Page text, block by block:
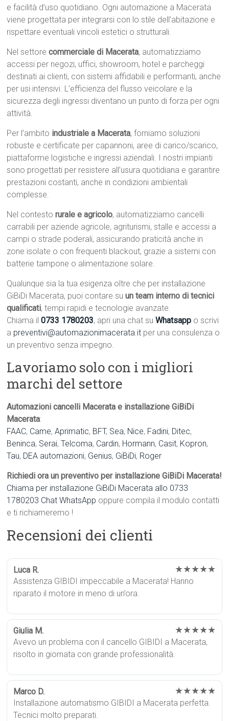
e facilità d’uso quotidiano. Ogni automazione a Macerata
viene progettata per integrarsi con lo stile dell’abitazione e
rispettare eventuali vincoli estetici o strutturali.
Nel settorecommerciale di Macerata, automatizziamo
accessi per negozi, uffici, showroom, hotel e parcheggi
destinati ai clienti, con sistemi affidabili e performanti, anche
per usi intensivi. L’efficienza del flusso veicolare e la
sicurezza degli ingressi diventano un punto di forza per ogni
attività.
Per l’ambito industriale a Macerata, forniamo soluzioni
robuste e certificate per capannoni, aree di carico/scarico,
piattaforme logistiche e ingressi aziendali. I nostri impianti
sono progettati per resistere all’usura quotidiana e garantire
prestazioni costanti, anche in condizioni ambientali
complesse.
Nel contestorurale e agricolo, automatizziamo cancelli
carrabili per aziende agricole, agriturismi, stalle e accessi a
campi o strade poderali, assicurando praticità anche in
zone isolate o con frequenti blackout, grazie a sistemi con
batterie tampone o alimentazione solare.
Qualunque sia la tua esigenza oltre che per installazione
GiBiDi Macerata, puoi contare suun team interno di tecnici
qualificati, tempi rapidi e tecnologie avanzate.
Chiama il0733 1780203, apri una chat suWhatsapp o scrivi
a preventivi@automazionimacerata.it per una consulenza o
un preventivo senza impegno.
Lavoriamo solo con i migliori
marchi del settore
Automazioni cancelli Macerata e installazione GiBiDi
Macerata:
FAAC, Came,Aprimatic, BFT, Sea, Nice, Fadini, Ditec,
Beninca, Serai,Telcoma, Cardin, Hormann, Casit, Kopron,
Tau, DEA automazioni, Genius, GiBiDi, Roger
Richiedi ora un preventivo per installazione GiBiDi Macerata!
Chiama per installazione GiBiDi Macerata allo 0733
1780203 Chat WhatsApp oppure compila il modulo contatti
e ti richiameremo !
Recensioni dei clienti
Luca R. ★★★★★
Assistenza GIBIDI impeccabile a Macerata! Hanno
riparato il motore in meno di un’ora.
Giulia M. ★★★★★
Avevo un problema con il cancello GIBIDI a Macerata,
risolto in giornata con grande professionalità.
Marco D. ★★★★★
Installazione automatismo GIBIDI a Macerata perfetta.
Tecnici molto preparati.